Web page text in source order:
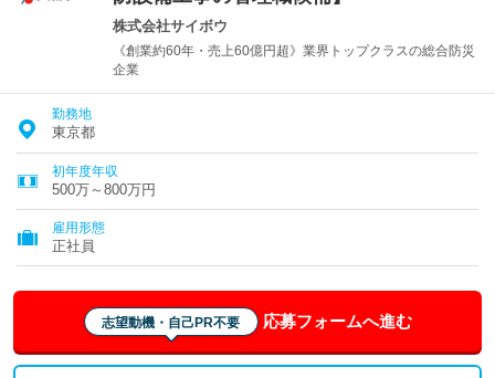
株式会社サイボウ
《創業約60年・売上60億円超》業界トップクラスの総合防災
企業
勤務地
東京都
初年度年収
500万～800万円
雇用形態
正社員
志望動機・自己PR不要 応募フォームへ進む